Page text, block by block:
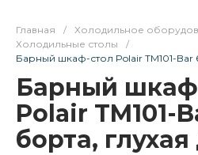
Главная / Холодильное
Холодильные столы
/
Барный шкаф-стол Polair TM101-Bar
Барный
Polair TM101-
борта,